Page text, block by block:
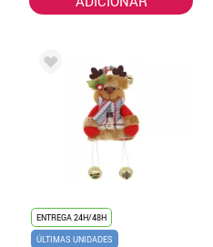
ENTREGA 24H/48H
ÚLTIMAS UNIDADES